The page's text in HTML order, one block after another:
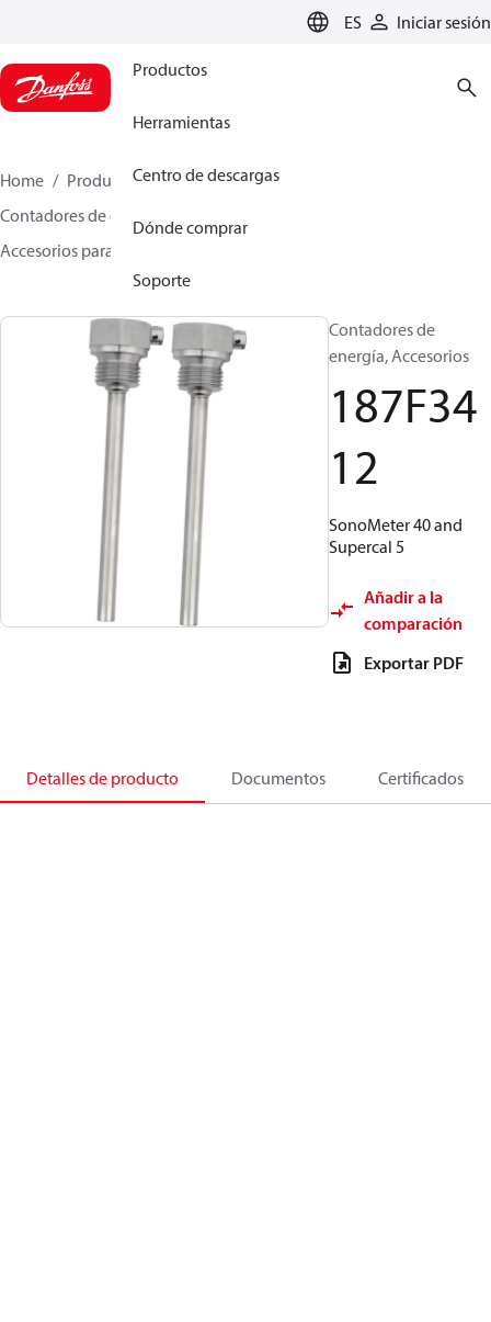
ES Iniciar sesión
Productos
Herramientas
Centro de descargas
Dónde comprar
Soporte
Home Productos
Climate Solutions for heating
Contadores de energía
Accesorios para contadores de energía
Contadores de
energía, Accesorios
187F34
12
SonoMeter 40 and
Supercal 5
Añadir a la
comparación
Exportar PDF
Detalles de producto Documentos Certificados